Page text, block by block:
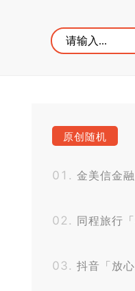
原创随机
金美信金
同程旅行
抖音「放